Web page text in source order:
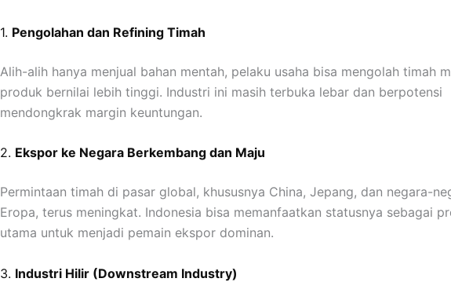
1. Pengolahan dan Refining Timah
Alih-alih hanya menjual bahan mentah, pelaku usaha bisa mengolah timah
produk bernilai lebih tinggi. Industri ini masih terbuka lebar dan berpotensi
mendongkrak margin keuntungan.
2. Ekspor ke Negara Berkembang dan Maju
Permintaan timah di pasar global, khususnya China, Jepang, dan negara-
Eropa, terus meningkat. Indonesia bisa memanfaatkan statusnya sebagai
utama untuk menjadi pemain ekspor dominan.
3. Industri Hilir (Downstream Industry)